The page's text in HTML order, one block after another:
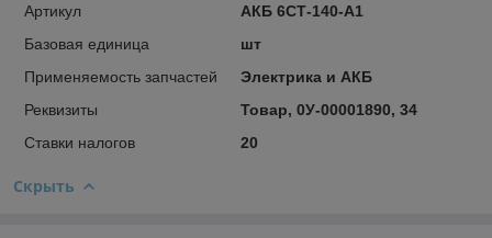
Артикул
АКБ 6СТ-140-А1
Базовая единица
шт
Применяемость запчастей
Электрика и АКБ
Реквизиты
Товар, 0У-00001890, 34
Ставки налогов
20
Скрыть